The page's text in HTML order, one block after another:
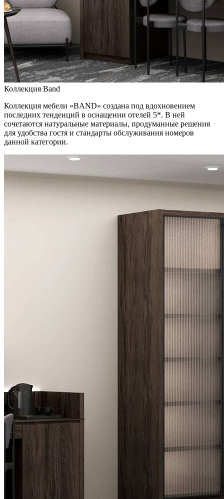
Коллекция Band
Коллекция мебели «BAND» создана под вдохновением
последних тенденций в оснащении отелей 5*. В ней
сочетаются натуральные материалы, продуманные решения
для удобства гостя и стандарты обслуживания номеров
данной категории.